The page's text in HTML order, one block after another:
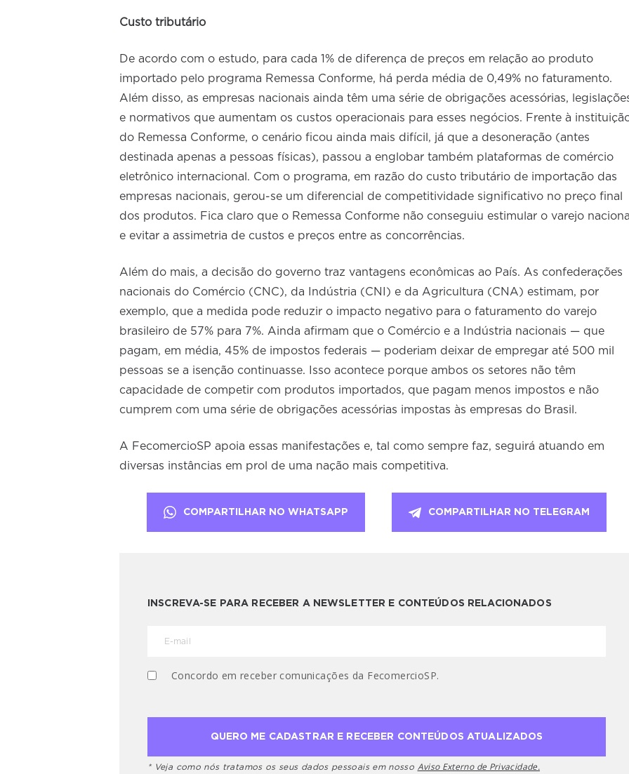
Custo tributário
De acordo com o estudo, para cada 1% de diferença de preços em relação ao produto
importado pelo programa Remessa Conforme, há perda média de 0,49% no faturamento.
Além disso, as empresas nacionais ainda têm uma série de obrigações acessórias,
e normativos que aumentam os custos operacionais para esses negócios. Frente à
do Remessa Conforme, o cenário ficou ainda mais difícil, já que a desoneração (antes
destinada apenas a pessoas físicas), passou a englobar também plataformas de comércio
eletrônico internacional. Com o programa, em razão do custo tributário de importação das
empresas nacionais, gerou-se um diferencial de competitividade significativo no preço final
dos produtos. Fica claro que o Remessa Conforme não conseguiu estimular o varejo nacional
e evitar a assimetria de custos e preços entre as concorrências.
Além do mais, a decisão do governo traz vantagens econômicas ao País. As confederações
nacionais do Comércio (CNC), da Indústria (CNI) e da Agricultura (CNA) estimam, por
exemplo, que a medida pode reduzir o impacto negativo para o faturamento do varejo
brasileiro de 57% para 7%. Ainda afirmam que o Comércio e a Indústria nacionais — que
pagam, em média, 45% de impostos federais — poderiam deixar de empregar até 500 mil
pessoas se a isenção continuasse. Isso acontece porque ambos os setores não têm
capacidade de competir com produtos importados, que pagam menos impostos e não
cumprem com uma série de obrigações acessórias impostas às empresas do Brasil.
A FecomercioSP apoia essas manifestações e, tal como sempre faz, seguirá atuando em
diversas instâncias em prol de uma nação mais competitiva.
COMPARTILHAR NO WHATSAPP COMPARTILHAR NO TELEGRAM
INSCREVA-SE PARA RECEBER A NEWSLETTER E CONTEÚDOS RELACIONADOS
Concordo em receber comunicações da FecomercioSP.
* Veja como nós tratamos os seus dados pessoais em nosso Aviso Externo de Privacidade.